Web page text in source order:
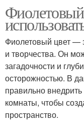
Фиолетовый
Фиолетовый цвет —
и творчества. Он
загадочности и
осторожностью. В
правильно
комнаты, чтобы
пространство.